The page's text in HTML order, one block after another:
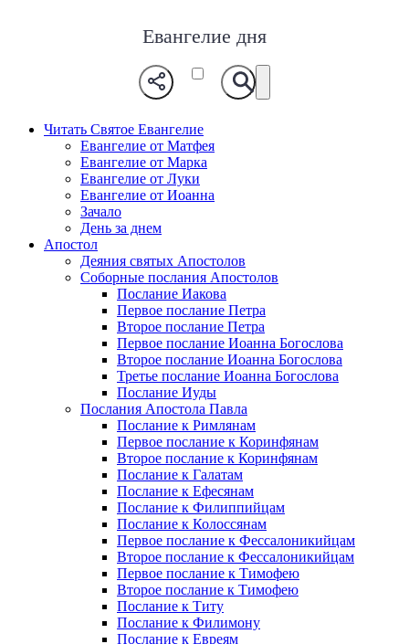
Евангелие дня
Читать Святое Евангелие
Евангелие от Матфея
Евангелие от Марка
Евангелие от Луки
Евангелие от Иоанна
Зачало
День за днем
Апостол
Деяния святых Апостолов
Соборные послания Апостолов
Послание Иакова
Первое послание Петра
Второе послание Петра
Первое послание Иоанна Богослова
Второе послание Иоанна Богослова
Третье послание Иоанна Богослова
Послание Иуды
Послания Апостола Павла
Послание к Римлянам
Первое послание к Коринфянам
Второе послание к Коринфянам
Послание к Галатам
Послание к Ефесянам
Послание к Филиппийцам
Послание к Колоссянам
Первое послание к Фессалоникийцам
Второе послание к Фессалоникийцам
Первое послание к Тимофею
Второе послание к Тимофею
Послание к Титу
Послание к Филимону
Послание к Евреям